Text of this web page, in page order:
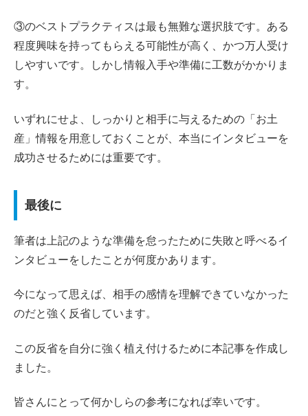
③のベストプラクティスは最も無難な選択肢です。ある
程度興味を持ってもらえる可能性が高く、かつ万人受け
しやすいです。しかし情報入手や準備に工数がかかりま
す。
いずれにせよ、しっかりと相手に与えるための「お土
産」情報を用意しておくことが、本当にインタビューを
成功させるためには重要です。
最後に
筆者は上記のような準備を怠ったために失敗と呼べるイ
ンタビューをしたことが何度かあります。
今になって思えば、相手の感情を理解できていなかった
のだと強く反省しています。
この反省を自分に強く植え付けるために本記事を作成し
ました。
皆さんにとって何かしらの参考になれば幸いです。